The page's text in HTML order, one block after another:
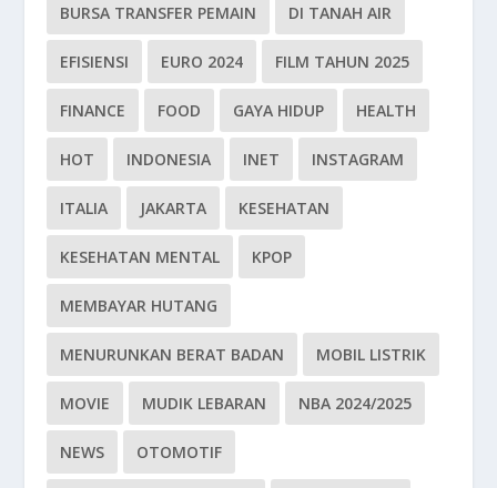
BURSA TRANSFER PEMAIN DI TANAH AIR
EFISIENSI EURO 2024 FILM TAHUN 2025
FINANCE FOOD GAYA HIDUP HEALTH
HOT INDONESIA INET INSTAGRAM
ITALIA JAKARTA KESEHATAN
KESEHATAN MENTAL KPOP
MEMBAYAR HUTANG
MENURUNKAN BERAT BADAN MOBIL LISTRIK
MOVIE MUDIK LEBARAN NBA 2024/2025
NEWS OTOMOTIF